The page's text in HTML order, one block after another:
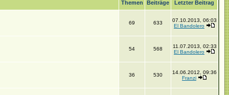
Themen Beiträge Letzter Beitrag
69 633
07.10.2013, 06:03
El Bandolero
54 568
11.07.2013, 02:33
El Bandolero
36 530
14.06.2012, 09:36
Franzi